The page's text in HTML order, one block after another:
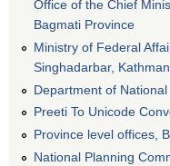
Office of the Chief
Bagmati Province
Ministry of Federal
Singhadarbar,
Department of
Preeti To Unicode
Province level offices,
National Planning